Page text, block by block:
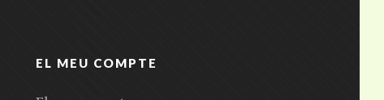
EL MEU COMPTE